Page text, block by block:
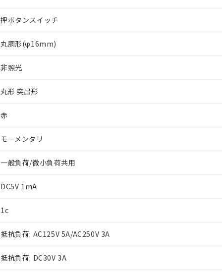
押ボタンスイッチ
丸胴形(φ16mm)
非照光
丸形 突出形
赤
モーメンタリ
一般負荷/微小負荷共用
DC5V 1mA
1c
抵抗負荷: AC125V 5A/AC250V 3A
抵抗負荷: DC30V 3A
※1 対応状況